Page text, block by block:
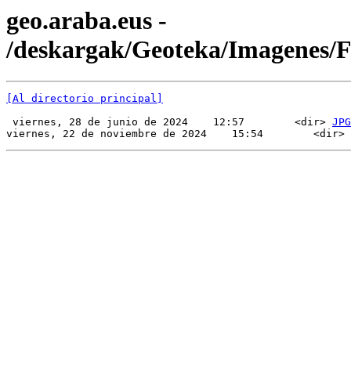
geo.araba.eus -
/deskargak/Geoteka/Imagenes/
[Al directorio principal]
viernes, 28 de junio de 2024    12:57        <dir> JPG
viernes, 22 de noviembre de 2024    15:54        <dir>